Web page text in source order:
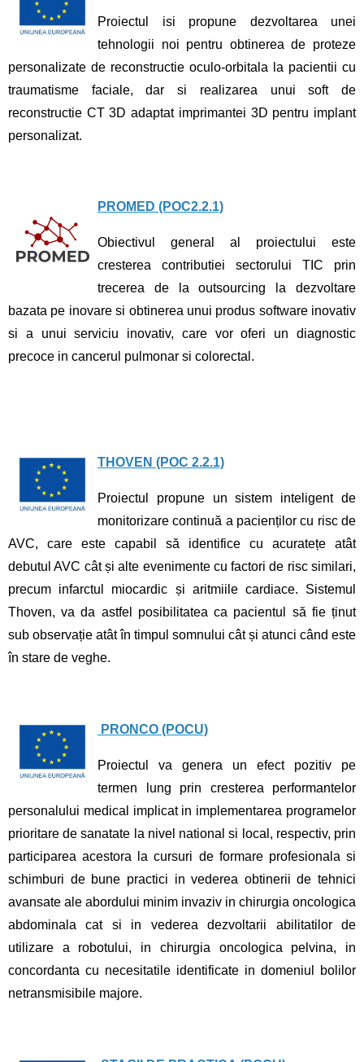
Proiectul isi propune dezvoltarea unei
tehnologii noi pentru obtinerea de proteze
personalizate de reconstructie oculo-orbitala la pacientii cu
traumatisme faciale, dar si realizarea unui soft de
reconstructie CT 3D adaptat imprimantei 3D pentru implant
personalizat.
PROMED (POC2.2.1)
Obiectivul general al proiectului este
cresterea contributiei sectorului TIC prin
trecerea de la outsourcing la dezvoltare
bazata pe inovare si obtinerea unui produs software inovativ
si a unui serviciu inovativ, care vor oferi un diagnostic
precoce in cancerul pulmonar si colorectal.
THOVEN (POC 2.2.1)
Proiectul propune un sistem inteligent de
monitorizare continuă a pacienților cu risc de
AVC, care este capabil să identifice cu acuratețe atât
debutul AVC cât și alte evenimente cu factori de risc similari,
precum infarctul miocardic și aritmiile cardiace. Sistemul
Thoven, va da astfel posibilitatea ca pacientul să fie ținut
sub observație atât în timpul somnului cât și atunci când este
în stare de veghe.
PRONCO (POCU)
Proiectul va genera un efect pozitiv pe
termen lung prin cresterea performantelor
personalului medical implicat in implementarea programelor
prioritare de sanatate la nivel national si local, respectiv, prin
participarea acestora la cursuri de formare profesionala si
schimburi de bune practici in vederea obtinerii de tehnici
avansate ale abordului minim invaziv in chirurgia oncologica
abdominala cat si in vederea dezvoltarii abilitatilor de
utilizare a robotului, in chirurgia oncologica pelvina, in
concordanta cu necesitatile identificate in domeniul bolilor
netransmisibile majore.